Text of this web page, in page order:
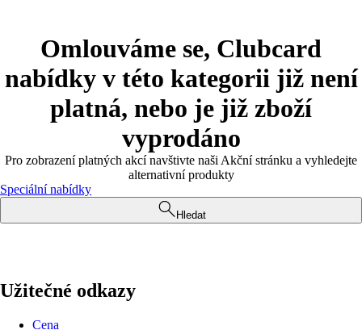
Omlouváme se, Clubcard
nabídky v této kategorii již není
platná, nebo je již zboží
vyprodáno
Pro zobrazení platných akcí navštivte naši Akční stránku a vyhledejte
alternativní produkty
Speciální nabídky
Hledat
Užitečné odkazy
Cena